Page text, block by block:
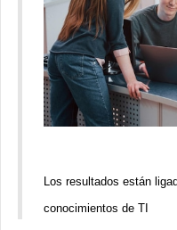
Los resultados están
conocimientos de TI